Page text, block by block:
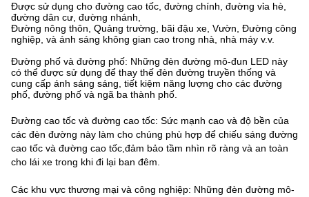
Được sử dụng cho đường cao tốc, đường chính, đường vỉa hè,
đường dân cư, đường nhánh,
Đường nông thôn, Quảng trường, bãi đậu xe, Vườn, Đường công
nghiệp, và ánh sáng không gian cao trong nhà, nhà máy v.v.
Đường phố và đường phố: Những đèn đường mô-đun LED này
có thể được sử dụng để thay thế đèn đường truyền thống và
cung cấp ánh sáng sáng, tiết kiệm năng lượng cho các đường
phố, đường phố và ngã ba thành phố.
Đường cao tốc và đường cao tốc: Sức mạnh cao và độ bền của
các đèn đường này làm cho chúng phù hợp để chiếu sáng đường
cao tốc và đường cao tốc,đảm bảo tầm nhìn rõ ràng và an toàn
cho lái xe trong khi đi lại ban đêm.
Các khu vực thương mại và công nghiệp: Những đèn đường mô-